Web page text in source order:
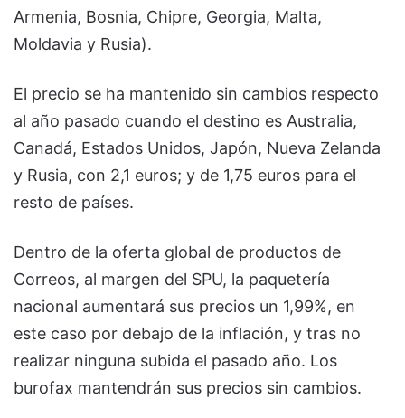
Armenia, Bosnia, Chipre, Georgia, Malta,
Moldavia y Rusia).
El precio se ha mantenido sin cambios respecto
al año pasado cuando el destino es Australia,
Canadá, Estados Unidos, Japón, Nueva Zelanda
y Rusia, con 2,1 euros; y de 1,75 euros para el
resto de países.
Dentro de la oferta global de productos de
Correos, al margen del SPU, la paquetería
nacional aumentará sus precios un 1,99%, en
este caso por debajo de la inflación, y tras no
realizar ninguna subida el pasado año. Los
burofax mantendrán sus precios sin cambios.